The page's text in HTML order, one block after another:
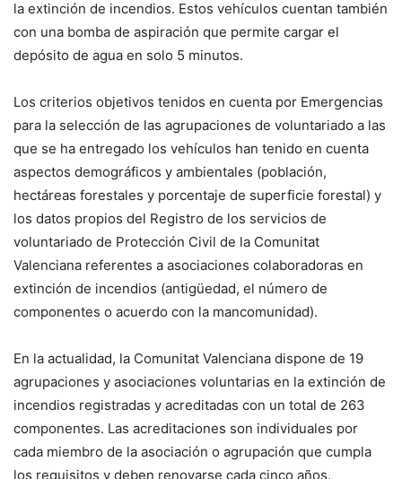
la extinción de incendios. Estos vehículos cuentan también
con una bomba de aspiración que permite cargar el
depósito de agua en solo 5 minutos.
Los criterios objetivos tenidos en cuenta por Emergencias
para la selección de las agrupaciones de voluntariado a las
que se ha entregado los vehículos han tenido en cuenta
aspectos demográficos y ambientales (población,
hectáreas forestales y porcentaje de superficie forestal) y
los datos propios del Registro de los servicios de
voluntariado de Protección Civil de la Comunitat
Valenciana referentes a asociaciones colaboradoras en
extinción de incendios (antigüedad, el número de
componentes o acuerdo con la mancomunidad).
En la actualidad, la Comunitat Valenciana dispone de 19
agrupaciones y asociaciones voluntarias en la extinción de
incendios registradas y acreditadas con un total de 263
componentes. Las acreditaciones son individuales por
cada miembro de la asociación o agrupación que cumpla
los requisitos y deben renovarse cada cinco años.